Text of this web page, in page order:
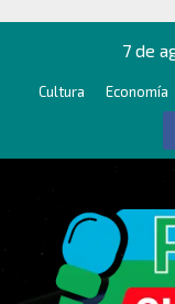
contenido
7 de
Cultura Economía